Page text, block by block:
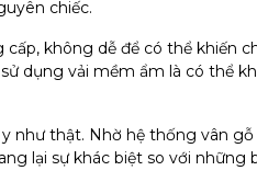
chiếc.
không dễ để có thể khiến
dụng vải mềm ẩm là có thể
như thật. Nhờ hệ thống vân
lại sự khác biệt so với những